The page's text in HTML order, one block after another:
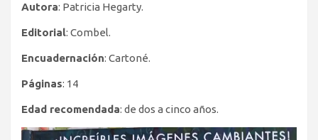
Autora: Patricia Hegarty.
Editorial: Combel.
Encuadernación: Cartoné.
Páginas: 14
Edad recomendada: de dos a cinco años.